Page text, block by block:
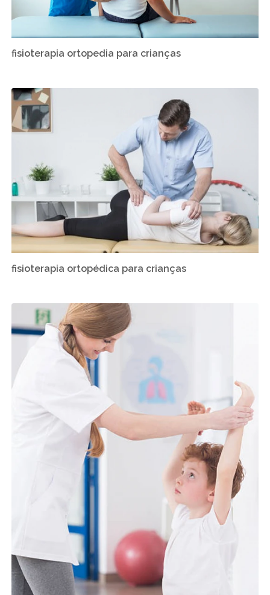
fisioterapia ortopedia para crianças
fisioterapia ortopédica para crianças